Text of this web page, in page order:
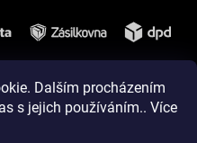
Dalším procházením
s jejich používáním.. Více